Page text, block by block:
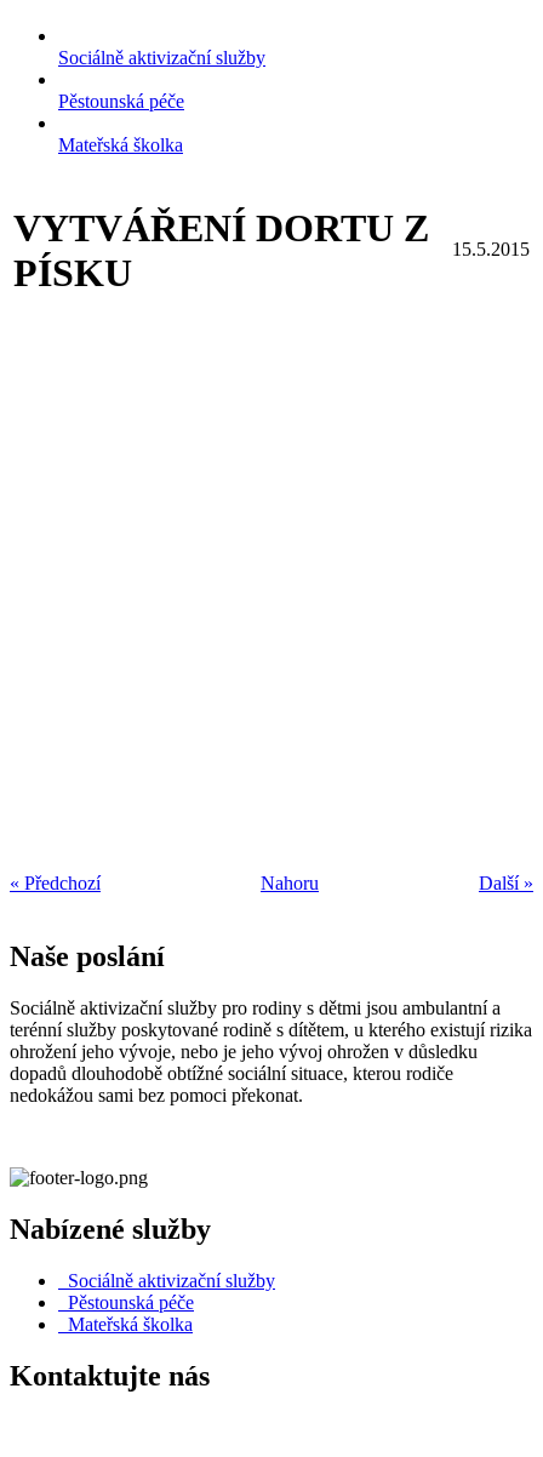
Sociálně aktivizační služby
Pěstounská péče
Mateřská školka
VYTVÁŘENÍ DORTU Z
PÍSKU
15.5.2015
« Předchozí Nahoru Další »
Naše poslání
Sociálně aktivizační služby pro rodiny s dětmi jsou ambulantní a
terénní služby poskytované rodině s dítětem, u kterého existují rizika
ohrožení jeho vývoje, nebo je jeho vývoj ohrožen v důsledku
dopadů dlouhodobě obtížné sociální situace, kterou rodiče
nedokážou sami bez pomoci překonat.
Nabízené služby
Sociálně aktivizační služby
Pěstounská péče
Mateřská školka
Kontaktujte nás